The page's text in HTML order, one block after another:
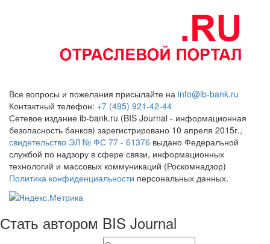
Все вопросы и пожелания присылайте на info@ib-bank.ru
Контактный телефон: +7 (495) 921-42-44
Сетевое издание ib-bank.ru (BIS Journal - информационная
безопасность банков) зарегистрировано 10 апреля 2015г.,
свидетельство ЭЛ № ФС 77 - 61376 выдано Федеральной
службой по надзору в сфере связи, информационных
технологий и массовых коммуникаций (Роскомнадзор)
Политика конфиденциальности персональных данных.
Стать автором BIS Journal